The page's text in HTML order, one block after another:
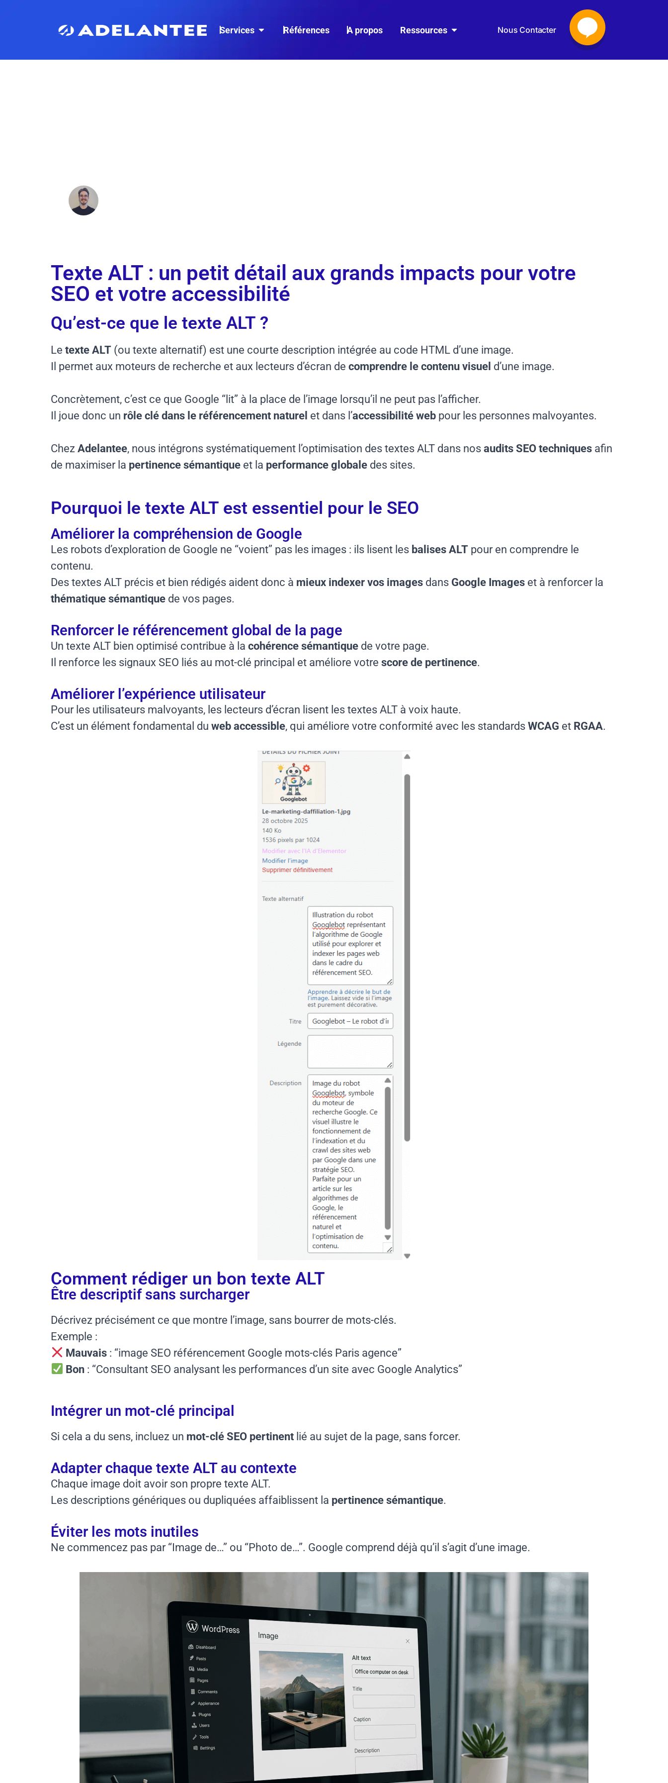
Services Références A propos Ressources Nous Contacter
Texte ALT : un petit détail aux grands impacts pour votre
SEO et votre accessibilité
Qu’est-ce que le texte ALT ?
Le texte ALT (ou texte alternatif) est une courte description intégrée au code HTML d’une image.
Il permet aux moteurs de recherche et aux lecteurs d’écran de comprendre le contenu visuel d’une image.
Concrètement, c’est ce que Google “lit” à la place de l’image lorsqu’il ne peut pas l’afficher.
Il joue donc un rôle clé dans le référencement naturel et dans l’accessibilité web pour les personnes malvoyantes.
Chez Adelantee, nous intégrons systématiquement l’optimisation des textes ALT dans nos audits SEO techniques afin
de maximiser la pertinence sémantique et la performance globale des sites.
Pourquoi le texte ALT est essentiel pour le SEO
Améliorer la compréhension de Google
Les robots d’exploration de Google ne “voient” pas les images : ils lisent les balises ALT pour en comprendre le
contenu.
Des textes ALT précis et bien rédigés aident donc à mieux indexer vos images dans Google Images et à renforcer la
thématique sémantique de vos pages.
Renforcer le référencement global de la page
Un texte ALT bien optimisé contribue à la cohérence sémantique de votre page.
Il renforce les signaux SEO liés au mot-clé principal et améliore votre score de pertinence.
Améliorer l’expérience utilisateur
Pour les utilisateurs malvoyants, les lecteurs d’écran lisent les textes ALT à voix haute.
C’est un élément fondamental du web accessible, qui améliore votre conformité avec les standards WCAG et RGAA.
Comment rédiger un bon texte ALT
Être descriptif sans surcharger
Décrivez précisément ce que montre l’image, sans bourrer de mots-clés.
Exemple :
Mauvais : “image SEO référencement Google mots-clés Paris agence”
Bon : “Consultant SEO analysant les performances d’un site avec Google Analytics”
Intégrer un mot-clé principal
Si cela a du sens, incluez un mot-clé SEO pertinent lié au sujet de la page, sans forcer.
Adapter chaque texte ALT au contexte
Chaque image doit avoir son propre texte ALT.
Les descriptions génériques ou dupliquées affaiblissent la pertinence sémantique.
Éviter les mots inutiles
Ne commencez pas par “Image de…” ou “Photo de…”. Google comprend déjà qu’il s’agit d’une image.